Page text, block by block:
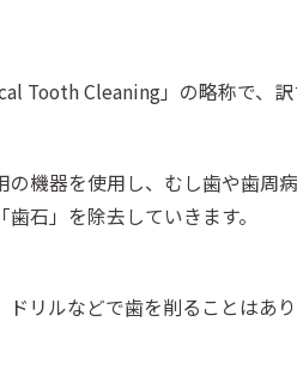
Tooth Cleaning」の略称で、
機器を使用し、むし歯や歯
石」を除去していきます。
リルなどで歯を削ることはあり